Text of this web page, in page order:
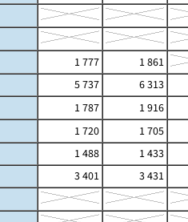
1 777
1 861
5 737 6 313
1 787 1 916
1 720 1 705
1 488 1 433
3 401 3 431